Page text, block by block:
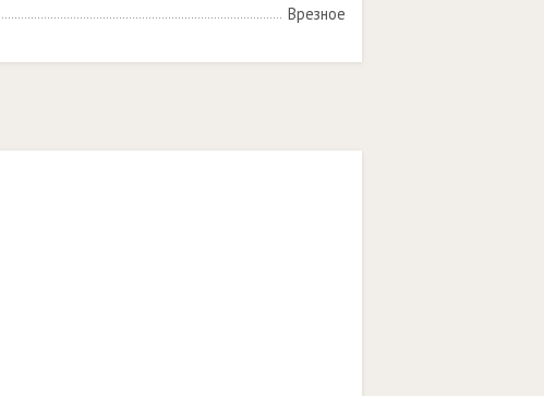
Врезное